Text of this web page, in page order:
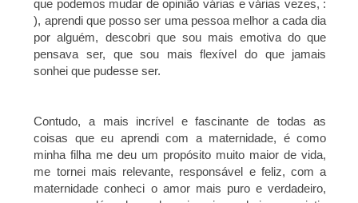
que podemos mudar de opinião várias e várias vezes, :
), aprendi que posso ser uma pessoa melhor a cada dia
por alguém, descobri que sou mais emotiva do que
pensava ser, que sou mais flexível do que jamais
sonhei que pudesse ser.
Contudo, a mais incrível e fascinante de todas as
coisas que eu aprendi com a maternidade, é como
minha filha me deu um propósito muito maior de vida,
me tornei mais relevante, responsável e feliz, com a
maternidade conheci o amor mais puro e verdadeiro,